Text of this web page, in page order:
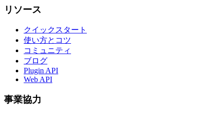
リソース
クイックスタート
使い方とコツ
コミュニティ
ブログ
Plugin API
Web API
事業協力